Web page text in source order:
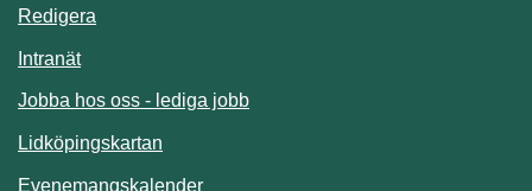
Redigera
IntranätLänk till annan webbplats.
Jobba hos oss - lediga jobb
Lidköpingskartan
EvenemangskalenderLänk till annan webbplats.